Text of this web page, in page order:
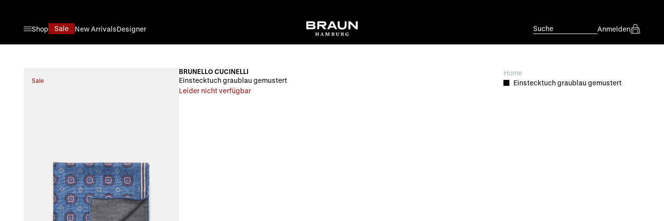
Shop
Sale New ArrivalsDesigner Suche Anmelden
Sale
BRUNELLO CUCINELLI
Einstecktuch graublau gemustert
Leider nicht verfügbar
Home
Einstecktuch graublau gemustert